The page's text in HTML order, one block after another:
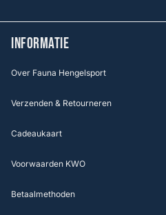
INFORMATIE
Over Fauna Hengelsport
Verzenden & Retourneren
Cadeaukaart
Voorwaarden KWO
Betaalmethoden